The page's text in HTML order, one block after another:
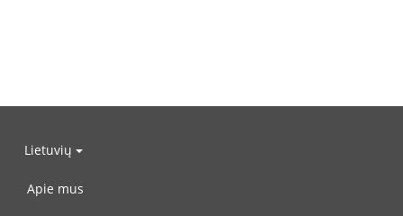
Lietuvių
Apie mus